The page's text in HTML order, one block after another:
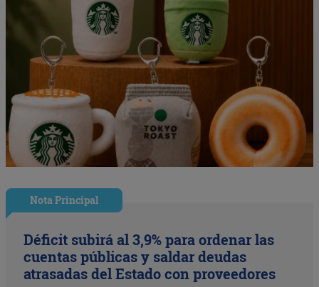
Nota Principal
Déficit subirá al 3,9% para ordenar las
cuentas públicas y saldar deudas
atrasadas del Estado con proveedores